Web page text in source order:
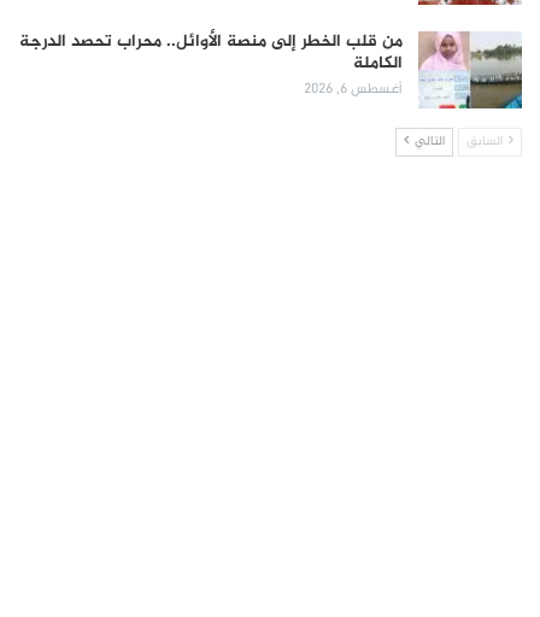
من قلب الخطر إلى منصة الأوائل.. محراب تحصد الدرجة
الكاملة
أغسطس 6, 2026
السابق التالي